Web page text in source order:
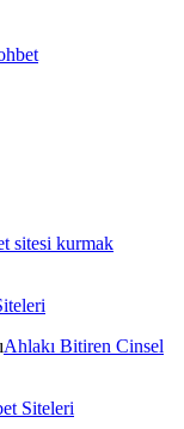
sitesi kurmak
Ahlakı Bitiren Cinsel
Siteleri